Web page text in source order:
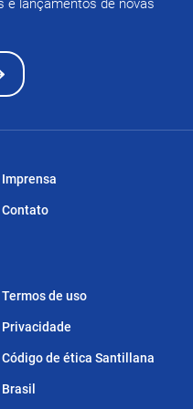
e lançamentos de novas
Imprensa
Contato
Termos de uso
Privacidade
Código de ética Santillana
Brasil